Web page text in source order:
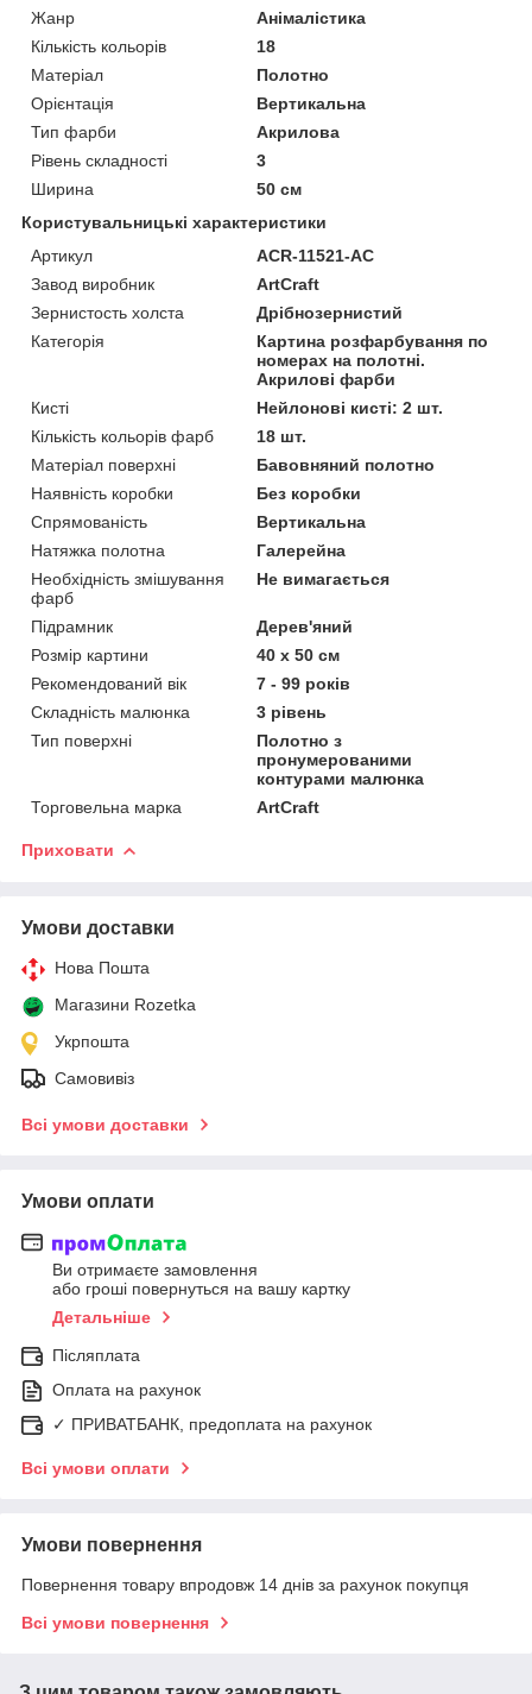
Жанр
Анімалістика
Кількість кольорів
18
Матеріал
Полотно
Орієнтація
Вертикальна
Тип фарби
Акрилова
Рівень складності
3
Ширина
50 см
Користувальницькі характеристики
Артикул
ACR-11521-AC
Завод виробник
ArtCraft
Зернистость холста
Дрібнозернистий
Категорія
Картина розфарбування по
номерах на полотні.
Акрилові фарби
Кисті
Нейлонові кисті: 2 шт.
Кількість кольорів фарб
18 шт.
Матеріал поверхні
Бавовняний полотно
Наявність коробки
Без коробки
Спрямованість
Вертикальна
Натяжка полотна
Галерейна
Необхідність змішування
фарб
Не вимагається
Підрамник
Дерев'яний
Розмір картини
40 х 50 см
Рекомендований вік
7 - 99 років
Складність малюнка
3 рівень
Тип поверхні
Полотно з
пронумерованими
контурами малюнка
Торговельна марка
ArtCraft
Приховати
Умови доставки
Нова Пошта
Магазини Rozetka
Укрпошта
Самовивіз
Всі умови доставки
Умови оплати
Ви отримаєте замовлення
або гроші повернуться на вашу картку
Детальніше
Післяплата
Оплата на рахунок
✓ ПРИВАТБАНК, предоплата на рахунок
Всі умови оплати
Умови повернення
Повернення товару впродовж 14 днів за рахунок покупця
Всі умови повернення